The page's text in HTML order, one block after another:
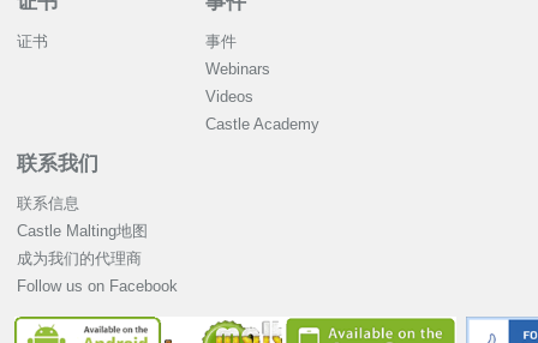
证书
事件
Webinars
Videos
Castle Academy
联系我们
联系信息
Castle Malting地图
成为我们的代理商
Follow us on Facebook